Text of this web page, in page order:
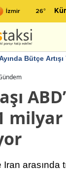
26°
Bütçe Artışı
arasında